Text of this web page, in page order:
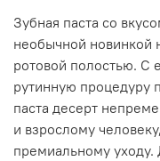
Зубная паста со
необычной новинкой
ротовой полостью. С
рутинную процедуру
паста десерт
и взрослому
премиальному уходу.